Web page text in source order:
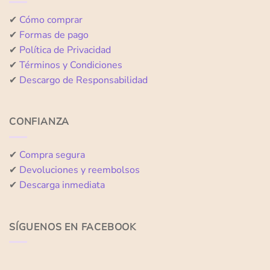
✔ Cómo comprar
✔ Formas de pago
✔ Política de Privacidad
✔ Términos y Condiciones
✔ Descargo de Responsabilidad
CONFIANZA
✔ Compra segura
✔ Devoluciones y reembolsos
✔ Descarga inmediata
SÍGUENOS EN FACEBOOK